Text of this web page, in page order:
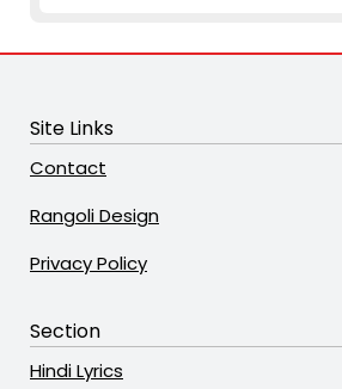
Site Links
Contact
Rangoli Design
Privacy Policy
Section
Hindi Lyrics